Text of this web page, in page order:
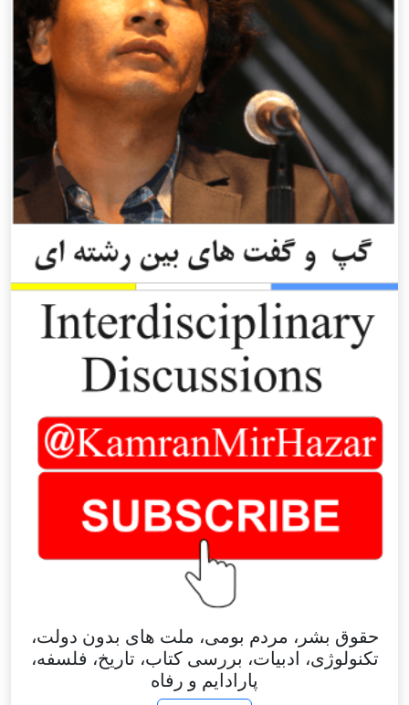
حقوق بشر، مردم بومی، ملت های بدون دولت،
تکنولوژی، ادبیات، بررسی کتاب، تاریخ، فلسفه،
پارادایم و رفاه